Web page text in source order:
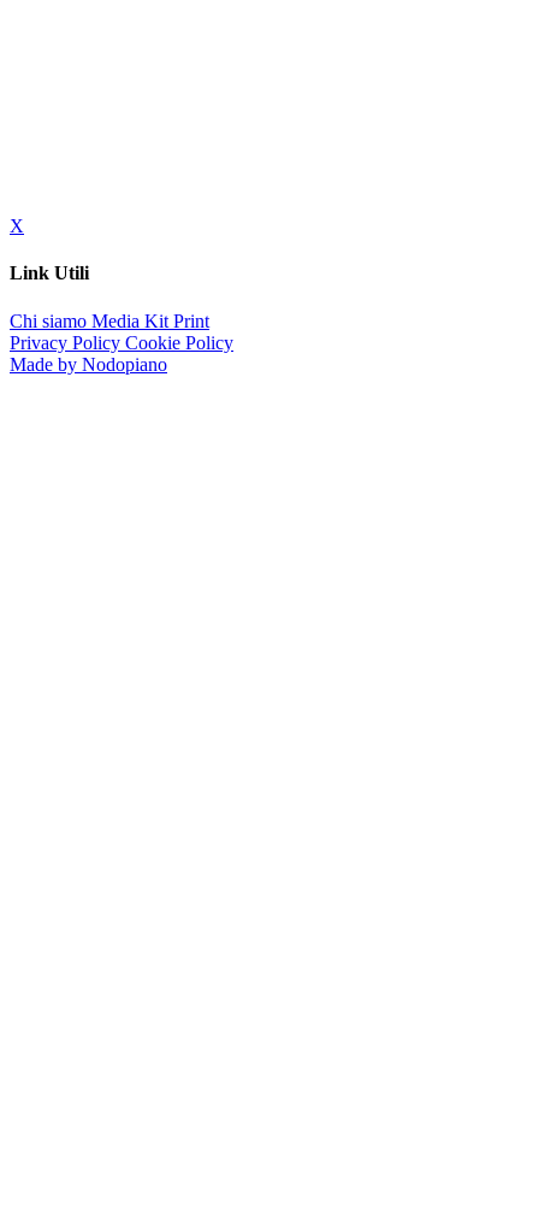
X
Link Utili
Chi siamo Media Kit Print
Privacy Policy Cookie Policy
Made by Nodopiano